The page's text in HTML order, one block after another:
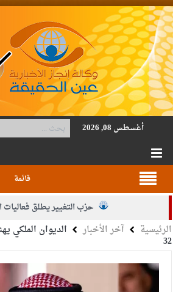
أغسطس 08, 2026
قائمة
حزب التغيير يطلق فعاليات
الجيش يفتح باب التجنيد لحملة
الإسلامية والمسيحية
الرئيسية آخر الأخبار الديوان الملكي
32